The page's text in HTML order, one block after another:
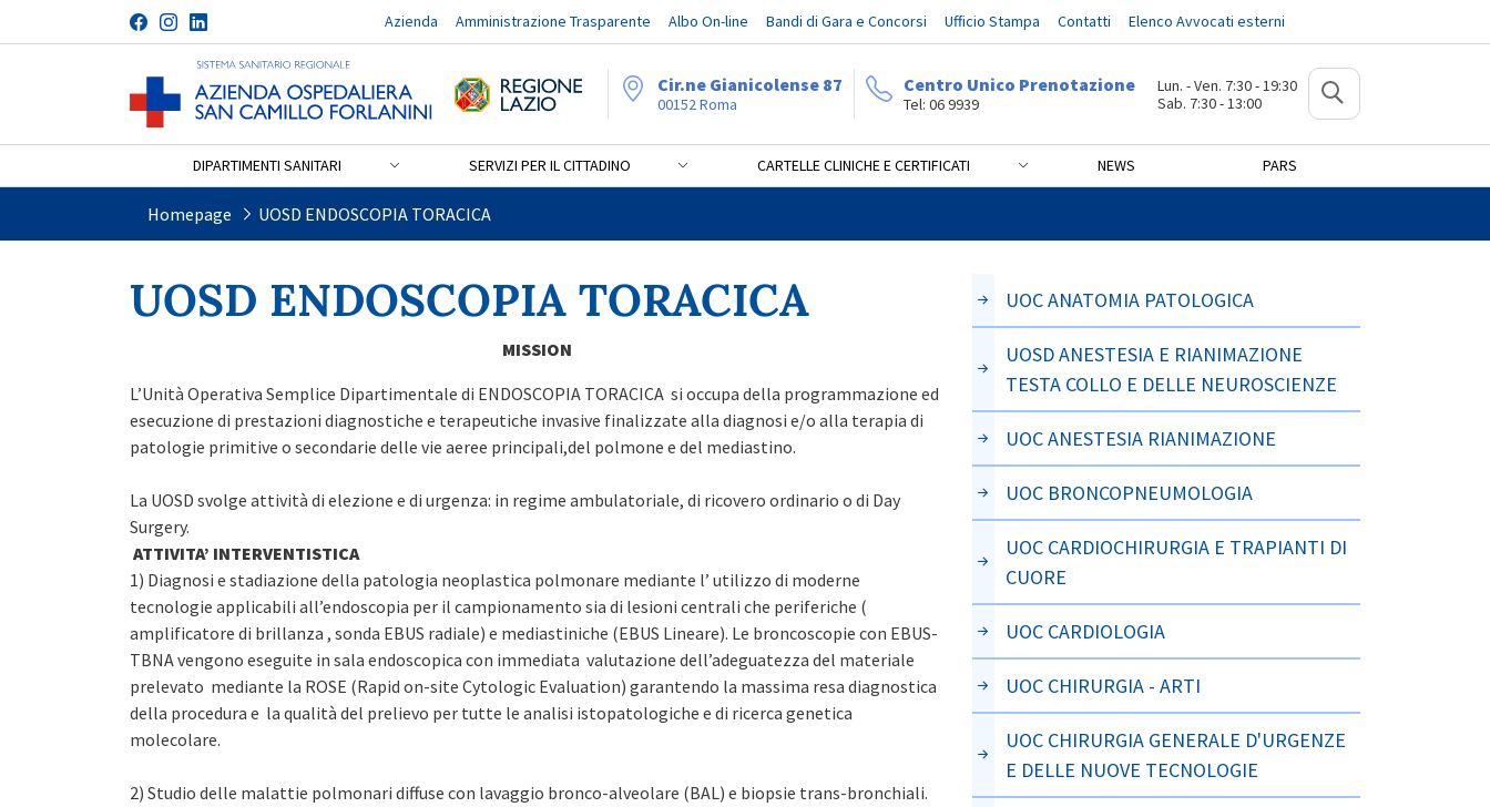
Salta al contenuto
Azienda Amministrazione Trasparente Albo On-line Bandi di Gara e Concorsi Ufficio Stampa Contatti Elenco Avvocati esterni
Cir.ne Gianicolense 87
00152 Roma
Centro Unico Prenotazione
Tel: 06 9939
Lun. - Ven. 7:30 - 19:30
Sab. 7:30 - 13:00
DIPARTIMENTI SANITARI SERVIZI PER IL CITTADINO CARTELLE CLINICHE E CERTIFICATI NEWS PARS
UOSD ENDOSCOPIA TORACICA
Homepage UOSD ENDOSCOPIA TORACICA
UOSD ENDOSCOPIA TORACICA
MISSION
L’Unità Operativa Semplice Dipartimentale di ENDOSCOPIA TORACICA si occupa della programmazione ed
esecuzione di prestazioni diagnostiche e terapeutiche invasive finalizzate alla diagnosi e/o alla terapia di
patologie primitive o secondarie delle vie aeree principali,del polmone e del mediastino.
La UOSD svolge attività di elezione e di urgenza: in regime ambulatoriale, di ricovero ordinario o di Day
Surgery.
ATTIVITA’ INTERVENTISTICA
1) Diagnosi e stadiazione della patologia neoplastica polmonare mediante l’ utilizzo di moderne
tecnologie applicabili all’endoscopia per il campionamento sia di lesioni centrali che periferiche (
amplificatore di brillanza , sonda EBUS radiale) e mediastiniche (EBUS Lineare). Le broncoscopie con EBUS-
TBNA vengono eseguite in sala endoscopica con immediata valutazione dell’adeguatezza del materiale
prelevato mediante la ROSE (Rapid on-site Cytologic Evaluation) garantendo la massima resa diagnostica
della procedura e la qualità del prelievo per tutte le analisi istopatologiche e di ricerca genetica
molecolare.
2) Studio delle malattie polmonari diffuse con lavaggio bronco-alveolare (BAL) e biopsie trans-bronchiali.
UOC ANATOMIA PATOLOGICA
UOSD ANESTESIA E RIANIMAZIONE
TESTA COLLO E DELLE NEUROSCIENZE
UOC ANESTESIA RIANIMAZIONE
UOC BRONCOPNEUMOLOGIA
UOC CARDIOCHIRURGIA E TRAPIANTI DI
CUORE
UOC CARDIOLOGIA
UOC CHIRURGIA - ARTI
UOC CHIRURGIA GENERALE D'URGENZE
E DELLE NUOVE TECNOLOGIE